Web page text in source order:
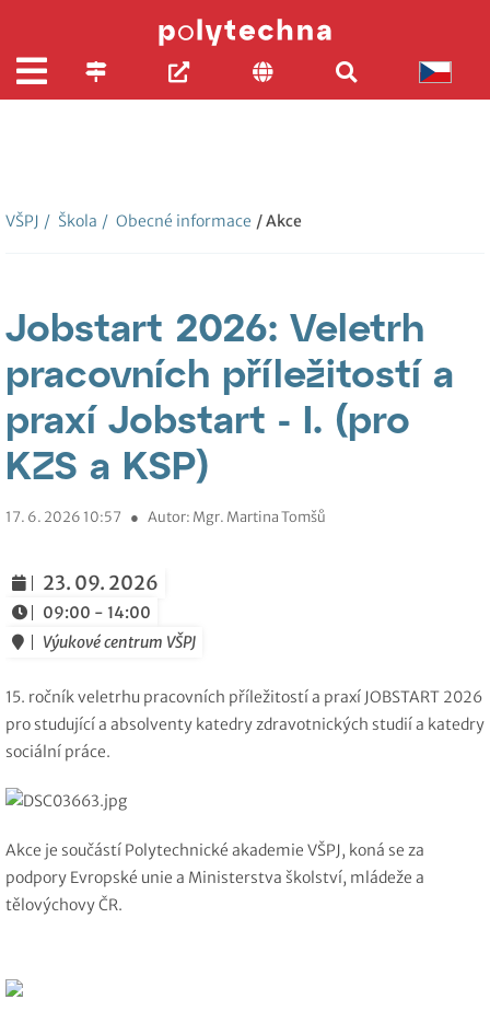
VŠPJ / Škola / Obecné informace / Akce
Jobstart 2026: Veletrh
pracovních příležitostí a
praxí Jobstart - I. (pro
KZS a KSP)
17. 6. 2026 10:57 ● Autor: Mgr. Martina Tomšů
23. 09. 2026
09:00 - 14:00
Výukové centrum VŠPJ
15. ročník veletrhu pracovních příležitostí a praxí JOBSTART 2026
pro studující a absolventy katedry zdravotnických studií a katedry
sociální práce.
Akce je součástí Polytechnické akademie VŠPJ, koná se za
podpory Evropské unie a Ministerstva školství, mládeže a
tělovýchovy ČR.